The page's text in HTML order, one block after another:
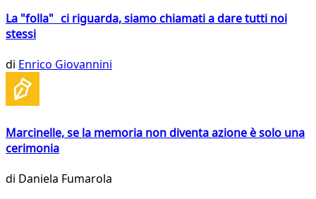
La "folla" ci riguarda, siamo chiamati a dare tutti noi
stessi
di Enrico Giovannini
Marcinelle, se la memoria non diventa azione è solo una
cerimonia
di Daniela Fumarola